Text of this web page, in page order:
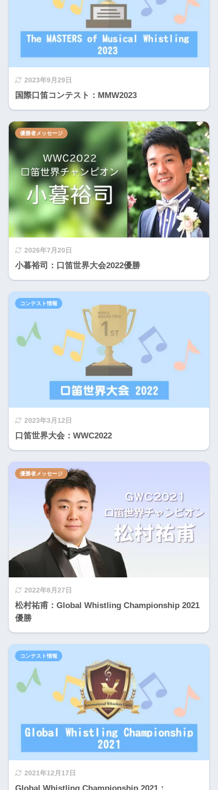
2023年9月29日
国際口笛コンテスト：MMW2023
2026年7月20日
小暮裕司：口笛世界大会2022優勝
優勝者メッセージ
2023年3月12日
口笛世界大会：WWC2022
コンテスト情報
2022年8月27日
松村祐甫：Global Whistling Championship 2021
優勝
優勝者メッセージ
2021年12月17日
コンテスト情報